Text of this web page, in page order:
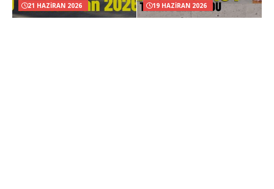
21 HAZIRAN 2026 19 HAZIRAN 2026